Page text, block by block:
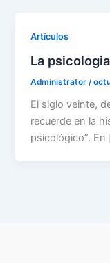
Artículos
La
Administrator /
El siglo veinte,
recuerde en la
psicológico”. En